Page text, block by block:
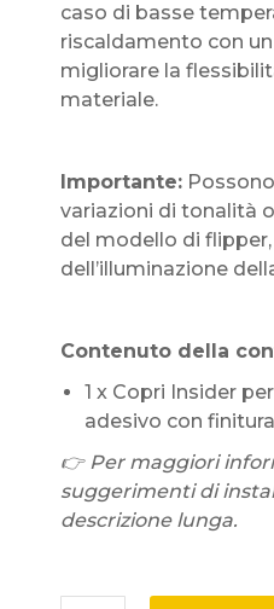
caso di basse
riscaldamento con
migliorare la
materiale.
Importante:
variazioni di tonalità
del modello di
dell’illuminazione
Contenuto della
1 x Copri Insider
adesivo con
👉 Per maggiori
suggerimenti di
descrizione lunga.